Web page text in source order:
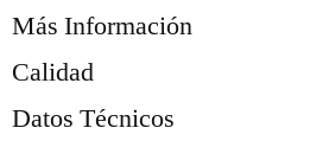
Más Información
Calidad
Datos Técnicos